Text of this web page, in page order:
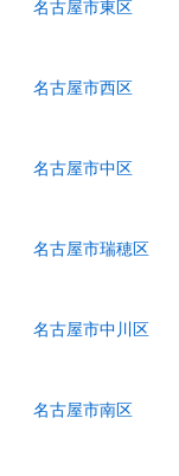
名古屋市東区
名古屋市西区
名古屋市中区
名古屋市瑞穂区
名古屋市中川区
名古屋市南区